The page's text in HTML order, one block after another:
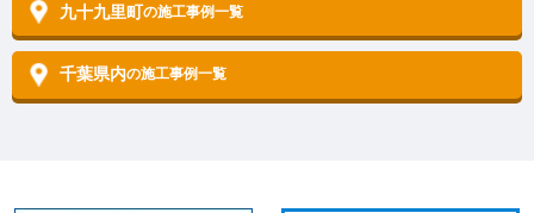
九十九里町の施工事例一覧
千葉県内の施工事例一覧